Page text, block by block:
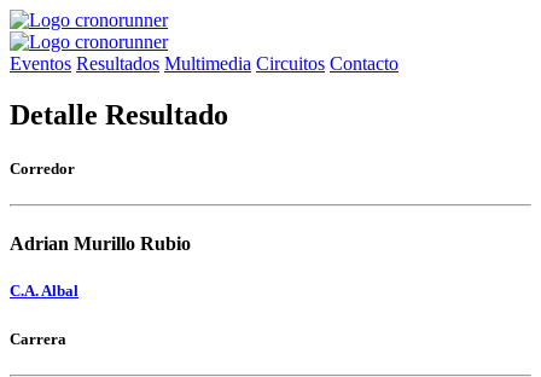
Eventos Resultados Multimedia Circuitos Contacto
Detalle Resultado
Corredor
Adrian Murillo Rubio
C.A. Albal
Carrera